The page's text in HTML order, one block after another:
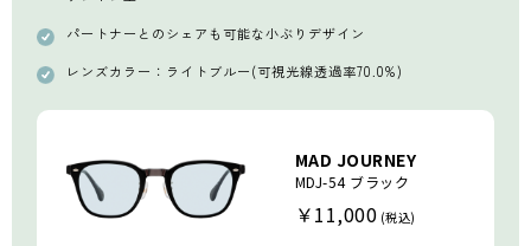
パートナーとのシェアも可能な小ぶりデザイン
レンズカラー：ライトブルー(可視光線透過率70.0%)
MAD JOURNEY
MDJ-54 ブラック
￥11,000